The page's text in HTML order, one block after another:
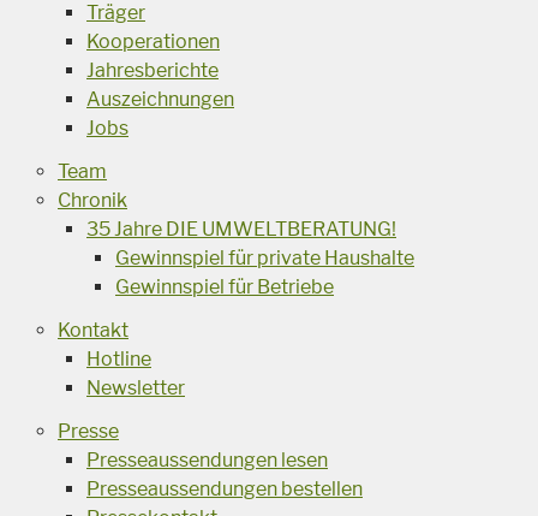
Träger
Kooperationen
Jahresberichte
Auszeichnungen
Jobs
Team
Chronik
35 Jahre DIE UMWELTBERATUNG!
Gewinnspiel für private Haushalte
Gewinnspiel für Betriebe
Kontakt
Hotline
Newsletter
Presse
Presseaussendungen lesen
Presseaussendungen bestellen